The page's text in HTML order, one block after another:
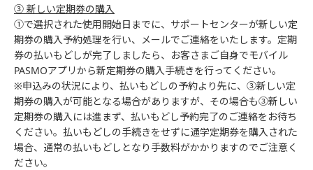
③ 新しい定期券の購入
①で選択された使用開始日までに、サポートセンターが新しい定
期券の購入予約処理を行い、メールでご連絡をいたします。定期
券の払いもどしが完了しましたら、お客さまご自身でモバイル
PASMOアプリから新定期券の購入手続きを行ってください。
※申込みの状況により、払いもどしの予約より先に、③新しい定
期券の購入が可能となる場合がありますが、その場合も③新しい
定期券の購入には進まず、払いもどし予約完了のご連絡をお待ち
ください。払いもどしの手続きをせずに通学定期券を購入された
場合、通常の払いもどしとなり手数料がかかりますのでご注意く
ださい。